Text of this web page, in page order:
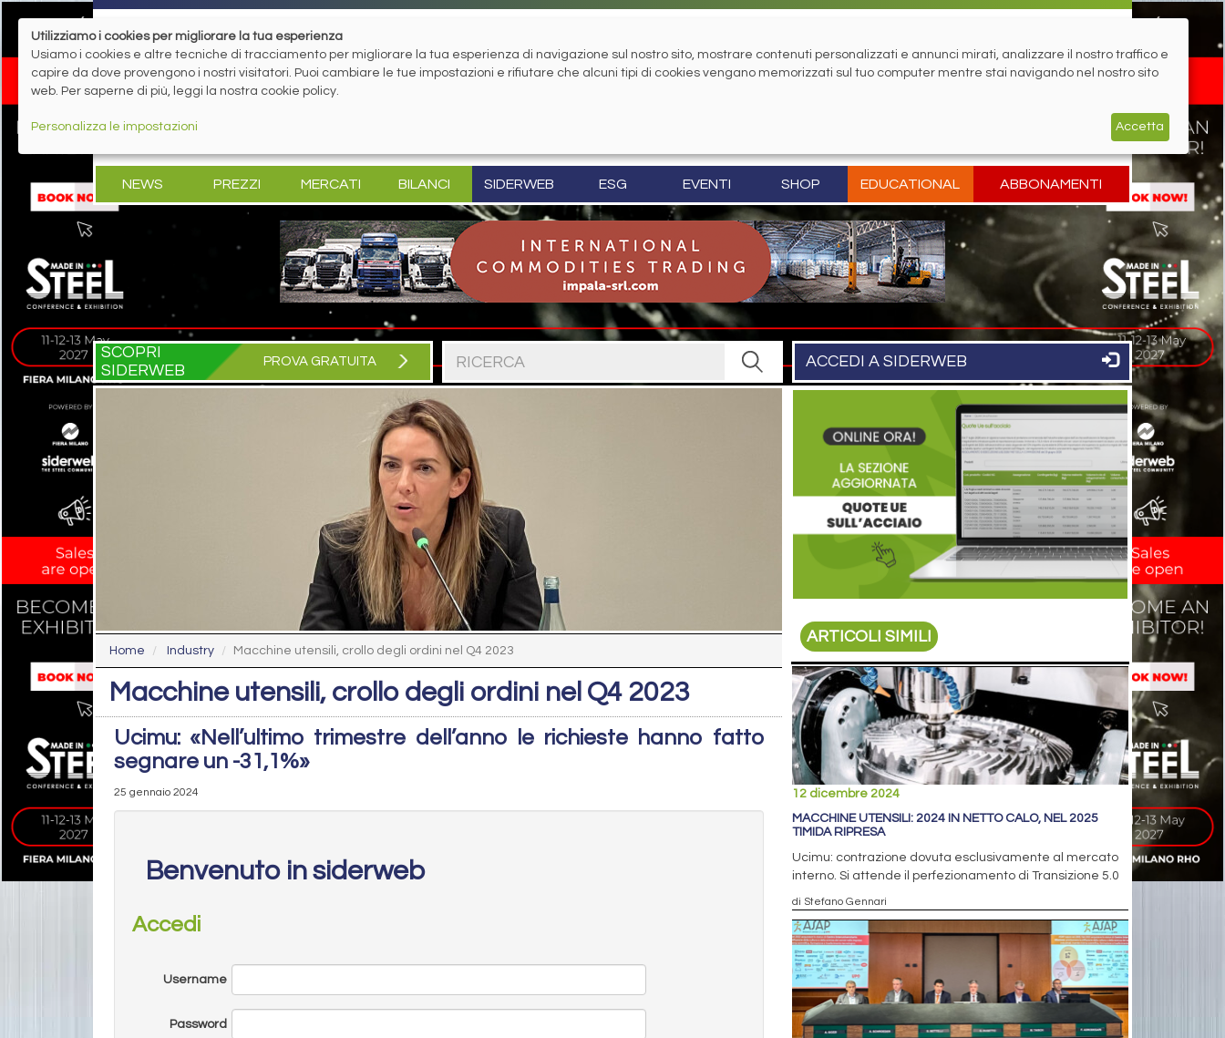
NEWS PREZZI MERCATI BILANCI SIDERWEB ESG EVENTI SHOP EDUCATIONAL ABBONAMENTI
SCOPRI
SIDERWEB
PROVA GRATUITA ACCEDI A SIDERWEB
Home Industry Macchine utensili, crollo degli ordini nel Q4 2023
Macchine utensili, crollo degli ordini nel Q4 2023
Ucimu: «Nell’ultimo trimestre dell’anno le richieste hanno fatto
segnare un -31,1%»
25 gennaio 2024
Benvenuto in siderweb
Accedi
Username
Password
ARTICOLI SIMILI
12 dicembre 2024
MACCHINE UTENSILI: 2024 IN NETTO CALO, NEL 2025
TIMIDA RIPRESA
Ucimu: contrazione dovuta esclusivamente al mercato
interno. Si attende il perfezionamento di Transizione 5.0
di Stefano Gennari
Utilizziamo i cookies per migliorare la tua esperienza
Usiamo i cookies e altre tecniche di tracciamento per migliorare la tua esperienza di navigazione sul nostro sito, mostrare contenuti personalizzati e annunci mirati, analizzare il nostro traffico e
capire da dove provengono i nostri visitatori. Puoi cambiare le tue impostazioni e rifiutare che alcuni tipi di cookies vengano memorizzati sul tuo computer mentre stai navigando nel nostro sito
web. Per saperne di più, leggi la nostra cookie policy.
Personalizza le impostazioni Accetta